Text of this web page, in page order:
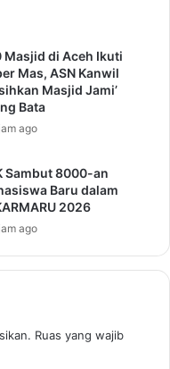
Masjid di Aceh Ikuti
Mas, ASN Kanwil
Masjid Jami’
Bata
ago
Sambut 8000-an
Baru dalam
2026
ago
Ruas yang wajib